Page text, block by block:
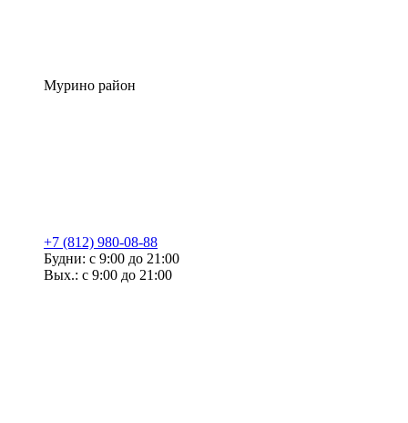
Мурино район
+7 (812) 980-08-88
Будни: с 9:00 до 21:00
Вых.: с 9:00 до 21:00